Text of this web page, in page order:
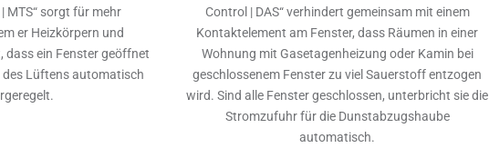
MTS“ sorgt für mehr
er Heizkörpern und
dass ein Fenster geöffnet
des Lüftens automatisch
Control | DAS“ verhindert gemeinsam mit einem
Kontaktelement am Fenster, dass Räumen in einer
Wohnung mit Gasetagenheizung oder Kamin bei
geschlossenem Fenster zu viel Sauerstoff entzogen
wird. Sind alle Fenster geschlossen, unterbricht sie die
Stromzufuhr für die Dunstabzugshaube
automatisch.